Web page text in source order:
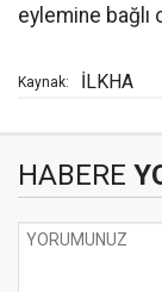
eylemine bağlı
Kaynak: İLKHA
HABERE